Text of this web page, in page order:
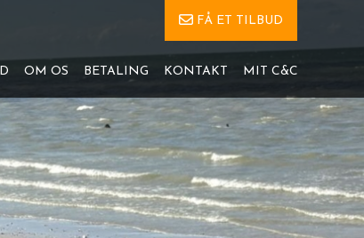
FÅ ET TILBUD
OM OS BETALING KONTAKT MIT C&C